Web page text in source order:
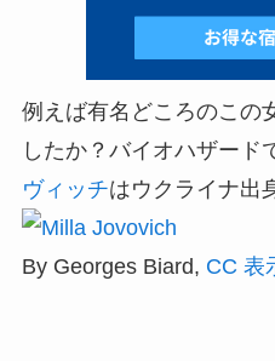
例えば有名どころのこの
したか？バイオハザード
ヴィッチはウクライナ出
By Georges Biard, CC 表